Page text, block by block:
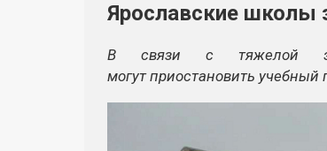
Ярославские школы
В связи с тяжелой
могут приостановить